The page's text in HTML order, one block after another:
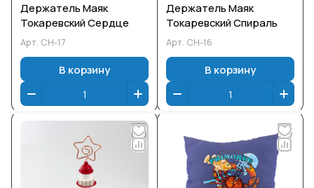
Держатель Маяк
Токаревский Сердце
Арт. СН-17
В корзину
Держатель Маяк
Токаревский Спираль
Арт. СН-16
В корзину